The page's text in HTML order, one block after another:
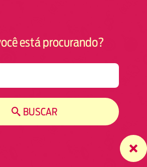
está procurando?
BUSCAR